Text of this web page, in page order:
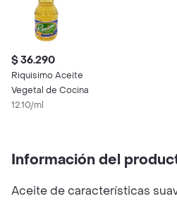
$ 36.290
Riquisimo Aceite
Vegetal de Cocina
12.10/ml
Información del
Aceite de características